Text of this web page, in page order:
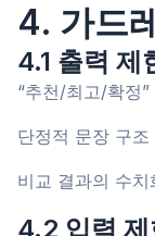
4. 가드
4.1 출력 제
“추천/최고/확정”
단정적 문장 구조
비교 결과의 수치
4.2 입력